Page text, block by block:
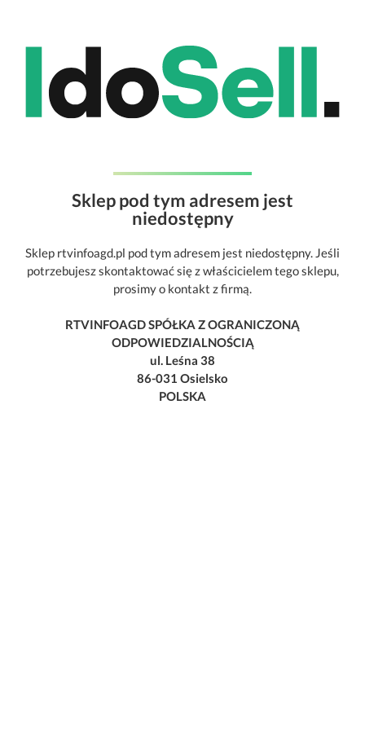
Sklep pod tym adresem jest
niedostępny
Sklep rtvinfoagd.pl pod tym adresem jest niedostępny. Jeśli
potrzebujesz skontaktować się z właścicielem tego sklepu,
prosimy o kontakt z firmą.
RTVINFOAGD SPÓŁKA Z OGRANICZONĄ
ODPOWIEDZIALNOŚCIĄ
ul. Leśna 38
86-031 Osielsko
POLSKA